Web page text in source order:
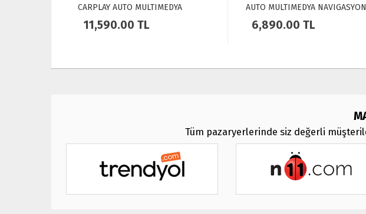
AUTO MULTIMEDYA NAVIGASYON
OEM ( 2014-2015-2016-2017 )
6,890.00TL
MULTİMEDYA CARPLAY 4GB
RAM+64GB HDD 2014-2017
NAVİGASYON EKRAN
7,500.00TL
Tüm pazaryerlerinde siz değerli